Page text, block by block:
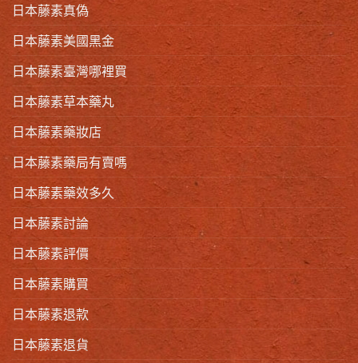
日本藤素真偽
日本藤素美國黑金
日本藤素臺灣哪裡買
日本藤素草本藥丸
日本藤素藥妝店
日本藤素藥局有賣嗎
日本藤素藥效多久
日本藤素討論
日本藤素評價
日本藤素購買
日本藤素退款
日本藤素退貨